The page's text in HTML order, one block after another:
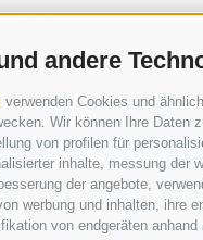
andere
verwenden Cookies und
Wir können Ihre
von profilen für
inhalte, messung
der angebote,
werbung und inhalten,
von endgeräten
2
257 165